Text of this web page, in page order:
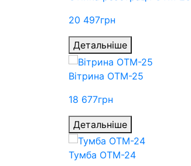
20 497грн
Детальніше
Вітрина ОТМ-25
18 677грн
Детальніше
Тумба ОТМ-24